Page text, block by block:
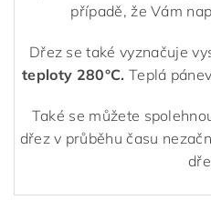
případě, že Vám
Dřez se také vyznačuje
teploty 280°C. Teplá
Také se můžete
dřez v průběhu času